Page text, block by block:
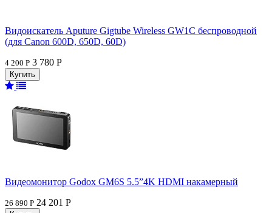
Видоискатель Aputure Gigtube Wireless GW1C беспроводной
(для Canon 600D, 650D, 60D)
4 200 Р 3 780 Р
Видеомонитор Godox GM6S 5.5”4K HDMI накамерный
26 890 Р 24 201 Р